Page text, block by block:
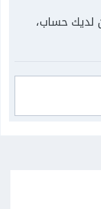
لديك حساب،